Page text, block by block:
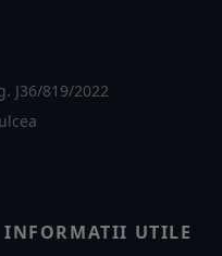
J36/819/2022
INFORMATII UTILE